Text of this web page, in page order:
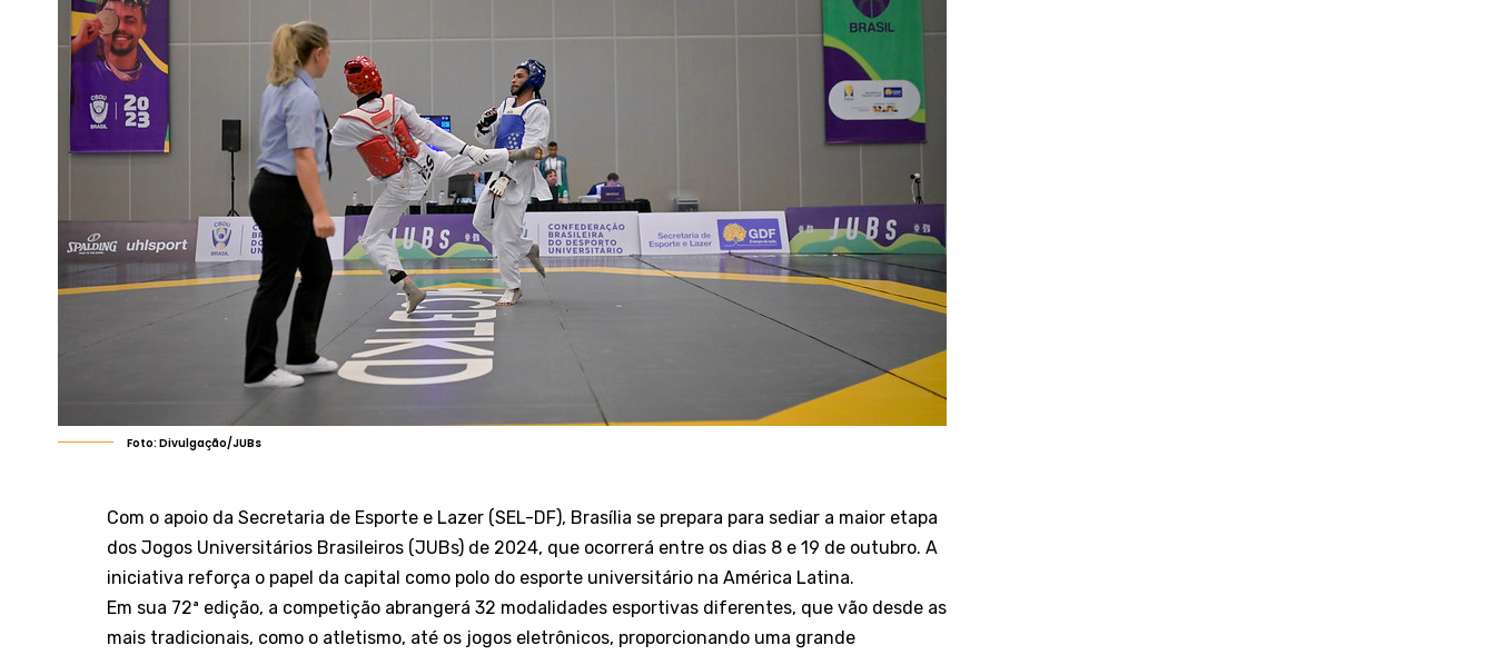
Foto: Divulgação/JUBs
Com o apoio da Secretaria de Esporte e Lazer (SEL-DF), Brasília se prepara para sediar a maior etapa
dos Jogos Universitários Brasileiros (JUBs) de 2024, que ocorrerá entre os dias 8 e 19 de outubro. A
iniciativa reforça o papel da capital como polo do esporte universitário na América Latina.
Em sua 72ª edição, a competição abrangerá 32 modalidades esportivas diferentes, que vão desde as
mais tradicionais, como o atletismo, até os jogos eletrônicos, proporcionando uma grande